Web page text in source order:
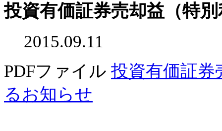
投資有価証券売却益（特
2015.09.11
PDFファイル 投資有価証券
るお知らせ